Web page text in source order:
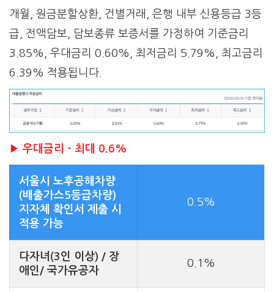
개월, 원금분할상환, 건별거래, 은행 내부 신용등급 3등
급, 전액담보, 담보종류 보증서를 가정하여 기준금리
3.85%, 우대금리 0.60%, 최저금리 5.79%, 최고금리
6.39% 적용됩니다.
▶ 우대금리 – 최대 0.6%
서울시 노후공해차량
(배출가스5등급차량)
지자체 확인서 제출 시
적용 가능
0.5%
다자녀(3인 이상) / 장
애인/ 국가유공자
0.1%